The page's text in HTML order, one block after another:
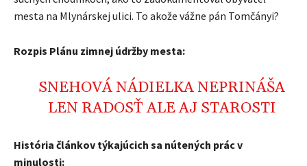
mesta na Mlynárskej ulici. To akože vážne pán Tomčányi?
Rozpis Plánu zimnej údržby mesta:
SNEHOVÁ NÁDIELKA NEPRINÁŠA
LEN RADOSŤ ALE AJ STAROSTI
História článkov týkajúcich sa nútených prác v
minulosti: